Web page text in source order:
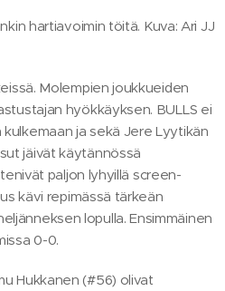
hartiavoimin töitä. Kuva: Ari JJ
Molempien joukkueiden
hyökkäyksen. BULLS ei
ja sekä Jere Lyytikän
jäivät käytännössä
paljon lyhyillä screen-
kävi repimässä tärkeän
lopulla. Ensimmäinen
0-0.
Hukkanen (#56) olivat